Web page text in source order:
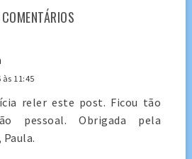
às 11:45
reler este post. Ficou tão
pessoal. Obrigada pela